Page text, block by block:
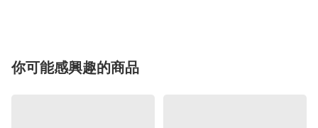
你可能感興趣的商品